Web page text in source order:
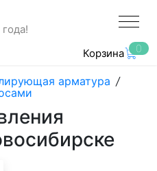
Корзина 0
арматура /